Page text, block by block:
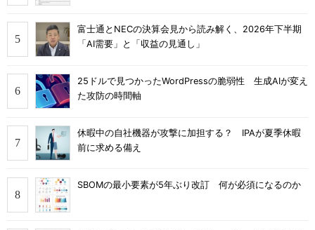
富士通とNECの決算会見から読み解く、2026年下半期
「AI需要」と「収益の見通し」
25ドルで見つかったWordPressの脆弱性 生成AIが変え
た攻防の時間軸
休暇中の自社機器が攻撃に加担する？ IPAが夏季休暇
前に求める備え
SBOMの最小要素が5年ぶり改訂 何が必須になるのか